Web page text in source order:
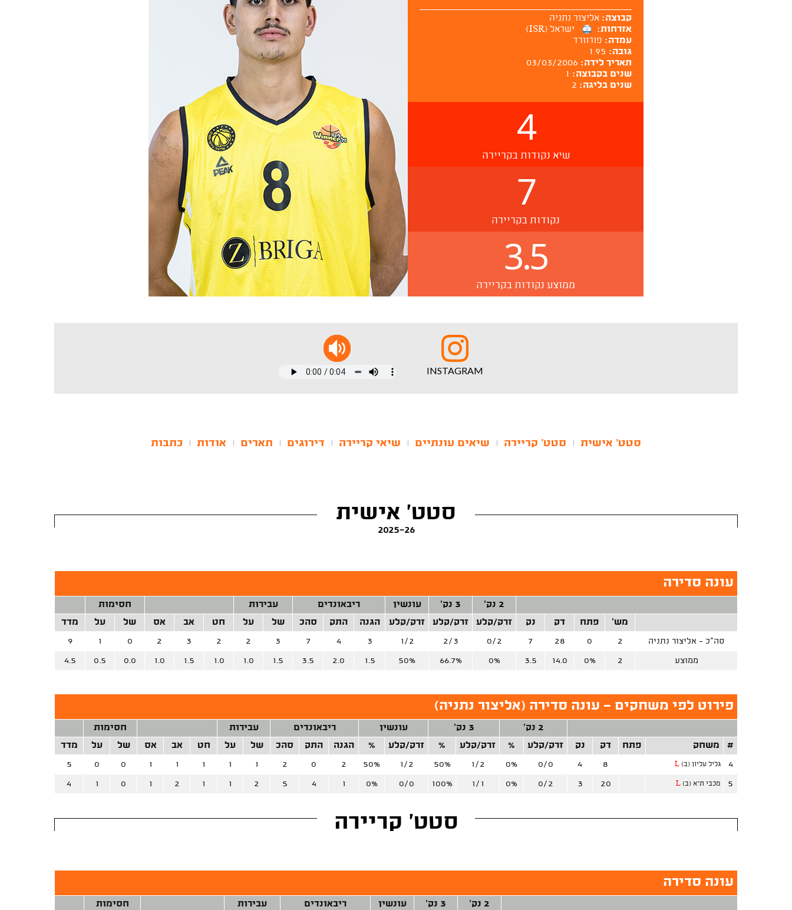
קבוצה: אליצור נתניה
אזרחות:
ישראל (ISR)
עמדה: פורוורד
גובה: 1.95
תאריך לידה: 03/03/2006
שנים בקבוצה: 1
שנים בליגה: 2
4
שיא נקודות בקריירה
7
נקודות בקריירה
3.5
ממוצע נקודות בקריירה
INSTAGRAM
סטט' אישית סטט' קריירה שיאים עונתיים שיאי קריירה דירוגים תארים אודות כתבות
סטט' אישית
2025-26
עונה סדירה
2 נק' 3 נק' עונשין ריבאונדים עבירות
חסימות
מש'
פתח דק נק זרק/קלע זרק/קלע זרק/קלע הגנה התק סהכ של על חט אב אס של על מדד
סה"כ - אליצור נתניה 2
0
28
7
0/2
2/3
1/2
3
4
7
3
2
2
3
2
0
1
9
ממוצע 2
0%
14.0
3.5
0%
66.7%
50%
1.5
2.0
3.5
1.5
1.0
1.0
1.5
1.0
0.0
0.5
4.5
פירוט לפי משחקים - עונה סדירה (אליצור נתניה)
2 נק' 3 נק' עונשין ריבאונדים עבירות
חסימות
#
משחק פתח דק נק זרק/קלע % זרק/קלע % זרק/קלע % הגנה התק סהכ של על חט אב אס של על מדד
4 גליל עליון (ב) L
8
4
0/0
0%
1/2
50%
1/2
50%
2
0
2
1
1
1
1
1
0
0
5
5 מכבי ת"א (ב) L
20
3
0/2
0%
1/1
100%
0/0
0%
1
4
5
2
1
1
2
1
0
1
4
סטט' קריירה
עונה סדירה
2 נק' 3 נק' עונשין ריבאונדים עבירות
חסימות